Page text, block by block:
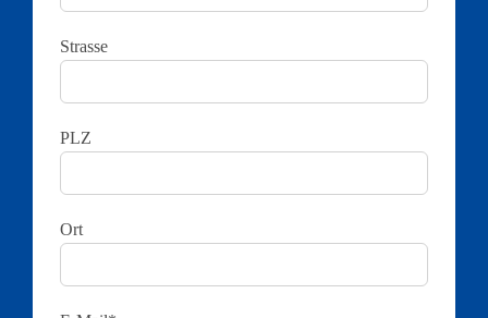
Strasse
PLZ
Ort